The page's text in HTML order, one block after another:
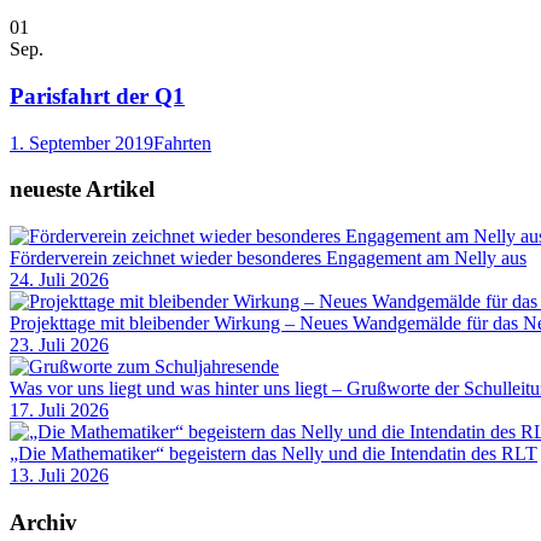
01
Sep.
Parisfahrt der Q1
1. September 2019Fahrten
neueste Artikel
Förderverein zeichnet wieder besonderes Engagement am Nelly aus
24. Juli 2026
Projekttage mit bleibender Wirkung – Neues Wandgemälde für das
23. Juli 2026
Was vor uns liegt und was hinter uns liegt – Grußworte der
17. Juli 2026
„Die Mathematiker“ begeistern das Nelly und die Intendatin des RLT
13. Juli 2026
Archiv